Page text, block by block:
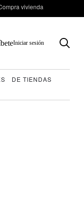
vivienda
Iniciar sesión
DE TIENDAS